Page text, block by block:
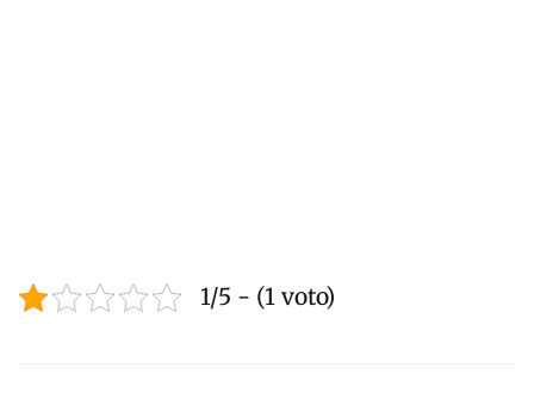
1/5 - (1 voto)